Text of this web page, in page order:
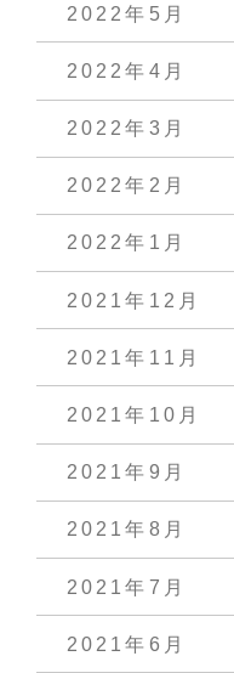
2022年5月
2022年4月
2022年3月
2022年2月
2022年1月
2021年12月
2021年11月
2021年10月
2021年9月
2021年8月
2021年7月
2021年6月